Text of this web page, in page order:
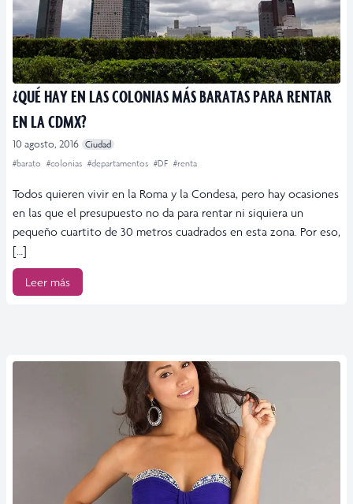
¿QUÉ HAY EN LAS COLONIAS MÁS BARATAS PARA RENTAR
EN LA CDMX?
10 agosto, 2016 Ciudad
#barato #colonias #departamentos #DF #renta
Todos quieren vivir en la Roma y la Condesa, pero hay ocasiones
en las que el presupuesto no da para rentar ni siquiera un
pequeño cuartito de 30 metros cuadrados en esta zona. Por eso,
[…]
Leer más